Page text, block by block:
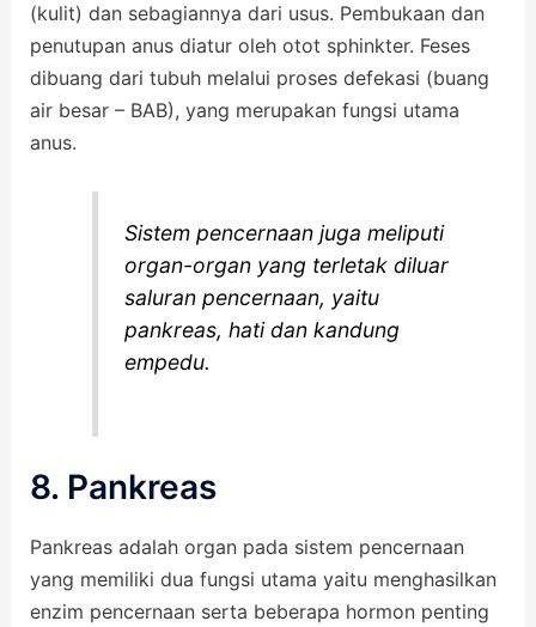
(kulit) dan sebagiannya dari usus. Pembukaan dan
penutupan anus diatur oleh otot sphinkter. Feses
dibuang dari tubuh melalui proses defekasi (buang
air besar – BAB), yang merupakan fungsi utama
anus.
Sistem pencernaan juga meliputi
organ-organ yang terletak diluar
saluran pencernaan, yaitu
pankreas, hati dan kandung
empedu.
8. Pankreas
Pankreas adalah organ pada sistem pencernaan
yang memiliki dua fungsi utama yaitu menghasilkan
enzim pencernaan serta beberapa hormon penting